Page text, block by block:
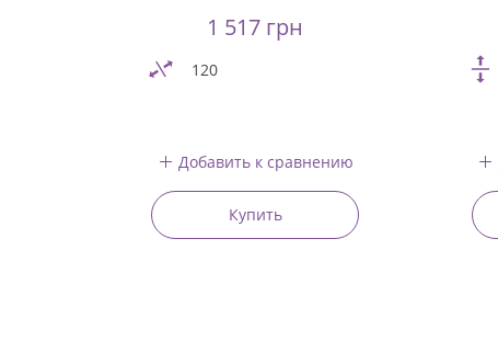
1 517 грн
120
Добавить к сравнению
Купить